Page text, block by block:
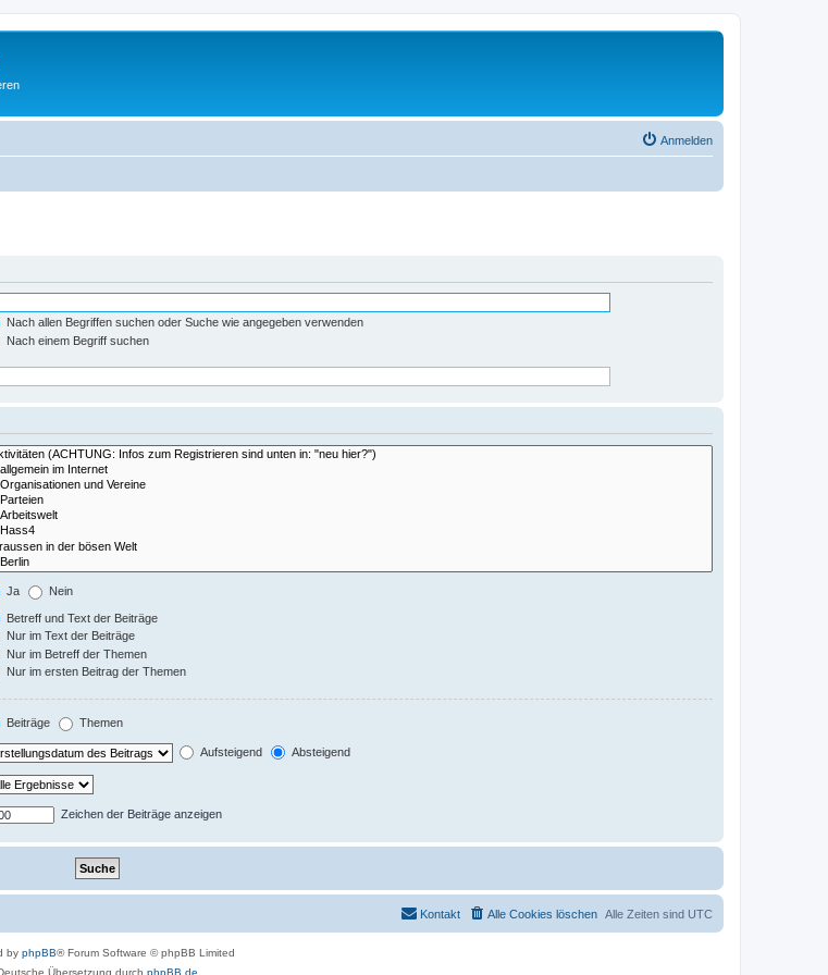
Anmelden
Nach allen Begriffen suchen oder Suche wie angegeben verwenden
Nach einem Begriff suchen
Ja Nein
Betreff und Text der Beiträge
Nur im Text der Beiträge
Nur im Betreff der Themen
Nur im ersten Beitrag der Themen
Beiträge Themen
Aufsteigend Absteigend
Zeichen der Beiträge anzeigen
Alle Zeiten sind UTC
Alle Cookies löschen
Kontakt
by phpBB® Forum Software © phpBB Limited
Übersetzung durch phpBB.de